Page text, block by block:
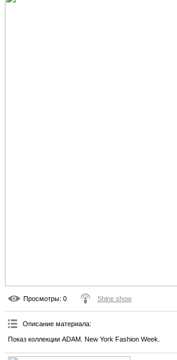
Просмотры: 0 Shine show
Описание материала:
Показ коллекции ADAM. New York Fashion Week.